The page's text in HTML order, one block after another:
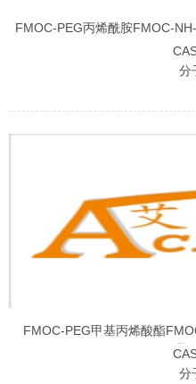
FMOC-PEG丙烯酰胺FMOC-
分
FMOC-PEG甲基丙烯酸酯
MeAc,FMOC-聚
分